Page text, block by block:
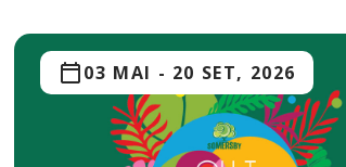
03 MAI - 20 SET, 2026